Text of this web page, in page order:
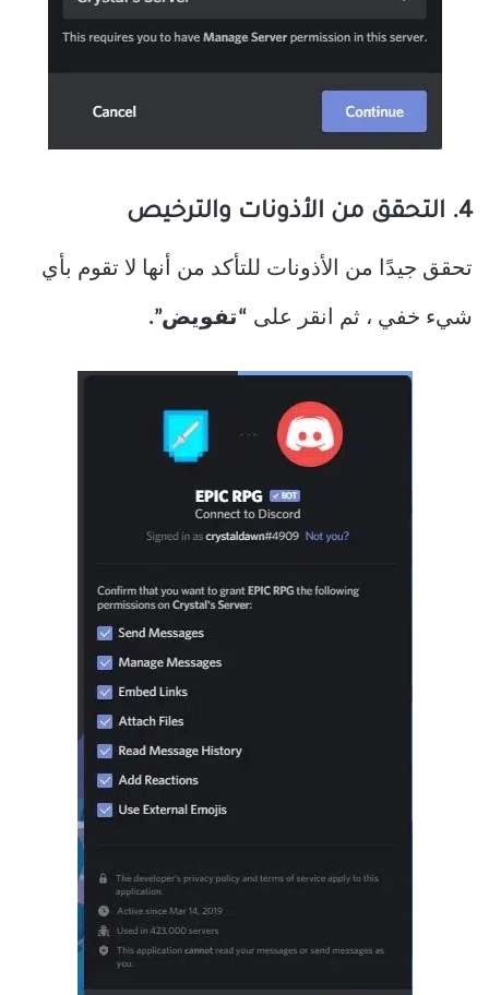
4. التحقق من الأذونات والترخيص
تحقق جيدًا من الأذونات للتأكد من أنها لا تقوم بأي
شيء خفي ، ثم انقر على “تفويض”.